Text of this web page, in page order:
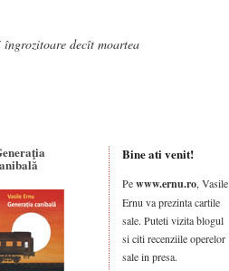
decît moartea
Bine ati venit!
Pewww.ernu.ro, Vasile
Ernu va prezinta cartile
sale. Puteti vizita blogul
si citi recenziile operelor
sale in presa.